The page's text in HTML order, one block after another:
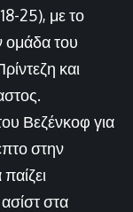
25), με το
ομάδα του
και
Βεζένκοφ για
στην
στα